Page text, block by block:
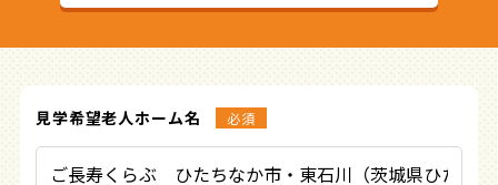
見学希望老人ホーム名 必須